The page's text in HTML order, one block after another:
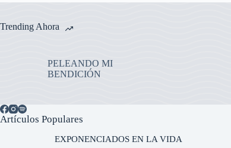
Trending Ahora
PELEANDO MI
BENDICIÓN
Artículos Populares
EXPONENCIADOS EN LA VIDA